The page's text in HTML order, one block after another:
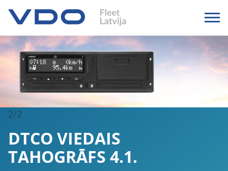
BEZMAKSAS CEĻVEŽI,
DTCO VIEDAIS
TAHOGRĀFS 4.1.
2/2